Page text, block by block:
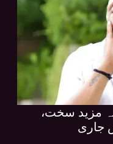
مزید سخت،
جاری